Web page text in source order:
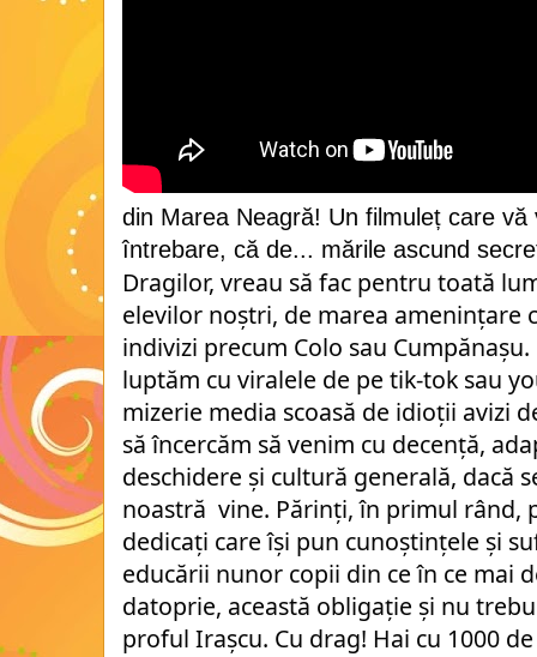
din Marea Neagră! Un filmuleț care
întrebare, că de... mările ascund
Dragilor, vreau să fac pentru toată
elevilor noștri, de marea amenințare
indivizi precum Colo sau
luptăm cu viralele de pe tik-tok sau
mizerie media scoasă de idioții avizi
să încercăm să venim cu decență,
deschidere și cultură generală, dacă
noastră  vine. Părinți, în primul rând,
dedicați care își pun cunoștințele și
educării nunor copii din ce în ce mai
datoprie, această obligație și nu
proful Irașcu. Cu drag! Hai cu 1000